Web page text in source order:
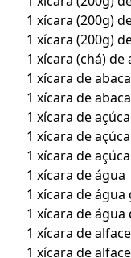
1 xícara (200g)
1 xícara (200g)
1 xícara (chá) de
1 xícara de
1 xícara de
1 xícara de
1 xícara de
1 xícara de
1 xícara de água
1 xícara de água
1 xícara de água
1 xícara de
1 xícara de